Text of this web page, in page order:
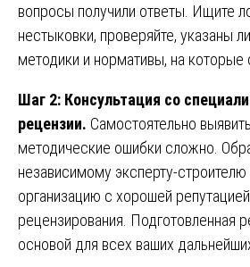
вопросы получили ответы. Ищите
нестыковки, проверяйте, указаны
методики и нормативы, на которые
Шаг 2: Консультация со
рецензии. Самостоятельно
методические ошибки сложно.
независимому эксперту-
организацию с хорошей
рецензирования. Подготовленная
основой для всех ваших